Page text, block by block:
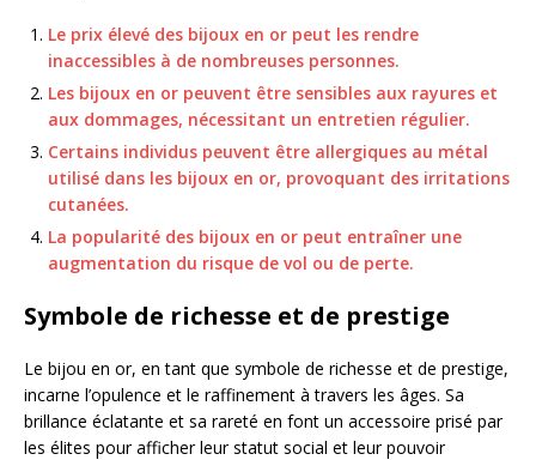
Le prix élevé des bijoux en or peut les rendre
inaccessibles à de nombreuses personnes.
Les bijoux en or peuvent être sensibles aux rayures et
aux dommages, nécessitant un entretien régulier.
Certains individus peuvent être allergiques au métal
utilisé dans les bijoux en or, provoquant des irritations
cutanées.
La popularité des bijoux en or peut entraîner une
augmentation du risque de vol ou de perte.
Symbole de richesse et de prestige
Le bijou en or, en tant que symbole de richesse et de prestige,
incarne l’opulence et le raffinement à travers les âges. Sa
brillance éclatante et sa rareté en font un accessoire prisé par
les élites pour afficher leur statut social et leur pouvoir